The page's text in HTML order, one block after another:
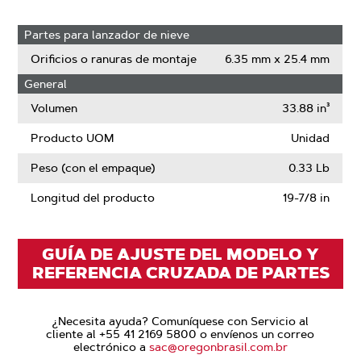
Partes para lanzador de nieve
Orificios o ranuras de montaje
6.35 mm x 25.4 mm
General
Volumen
33.88 in³
Producto UOM Unidad
Peso (con el empaque) 0.33 Lb
Longitud del producto 19-7/8 in
GUÍA DE AJUSTE DEL MODELO Y
REFERENCIA CRUZADA DE PARTES
¿Necesita ayuda? Comuníquese con Servicio al
cliente al +55 41 2169 5800 o envíenos un correo
electrónico a sac@oregonbrasil.com.br